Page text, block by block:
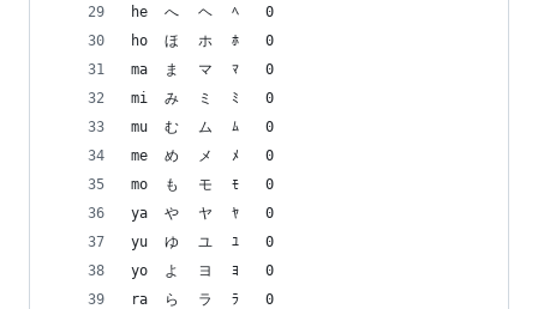
he	へ	ヘ	ﾍ	0
ho	ほ	ホ	ﾎ	0
ma	ま	マ	ﾏ	0
mi	み	ミ	ﾐ	0
mu	む	ム	ﾑ	0
me	め	メ	ﾒ	0
mo	も	モ	ﾓ	0
ya	や	ヤ	ﾔ	0
yu	ゆ	ユ	ﾕ	0
yo	よ	ヨ	ﾖ	0
ra	ら	ラ	ﾗ	0